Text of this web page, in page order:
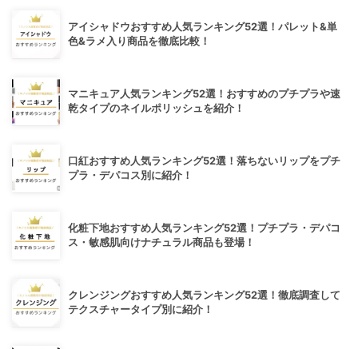
アイシャドウおすすめ人気ランキング52選！パレット&単
色&ラメ入り商品を徹底比較！
マニキュア人気ランキング52選！おすすめのプチプラや速
乾タイプのネイルポリッシュを紹介！
口紅おすすめ人気ランキング52選！落ちないリップをプチ
プラ・デパコス別に紹介！
化粧下地おすすめ人気ランキング52選！プチプラ・デパコ
ス・敏感肌向けナチュラル商品も登場！
クレンジングおすすめ人気ランキング52選！徹底調査して
テクスチャータイプ別に紹介！